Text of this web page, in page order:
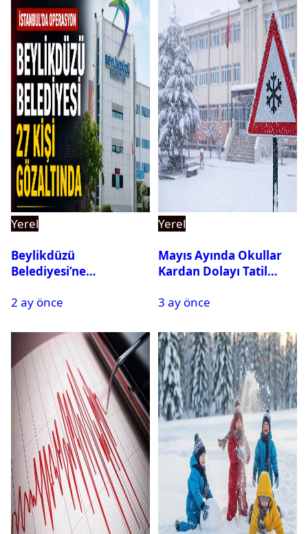
Yerel
Beylikdüzü
Belediyesi’ne
Gözaltına Alındı
2 ay önce
Yerel
Mayıs Ayında Okullar
Kardan Dolayı Tatil
3 ay önce